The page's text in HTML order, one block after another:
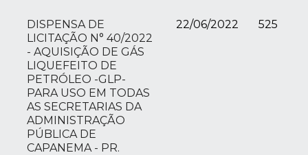
DISPENSA DE
LICITAÇÃO N° 40/2022
- AQUISIÇÃO DE GÁS
LIQUEFEITO DE
PETRÓLEO -GLP-
PARA USO EM TODAS
AS SECRETARIAS DA
ADMINISTRAÇÃO
PÚBLICA DE
CAPANEMA - PR.
22/06/2022 525